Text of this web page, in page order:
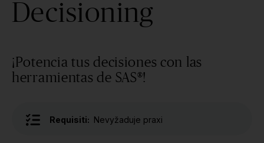
Decisioning
¡Potencia tus decisiones con las
herramientas de SAS®!
Requisiti: Nevyžaduje praxi